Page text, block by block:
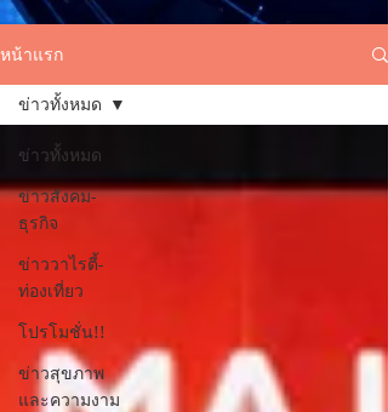
หน้าแรก
ข่าวทั้งหมด
ข่าวสังคม-
ธุรกิจ
ข่าววาไรตี้-
ท่องเที่ยว
โปรโมชั่น!!
ข่าวสุขภาพ
และความงาม
ข่าวทั้งหมด